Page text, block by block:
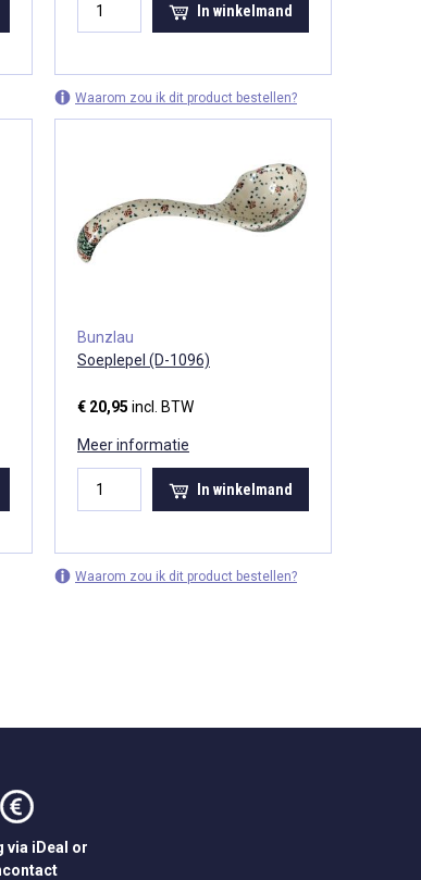
In winkelmand
Waarom zou ik dit product bestellen?
Bunzlau
Soeplepel (D-1096)
€ 20,95 incl. BTW
Meer informatie
In winkelmand
Waarom zou ik dit product bestellen?
via iDeal or